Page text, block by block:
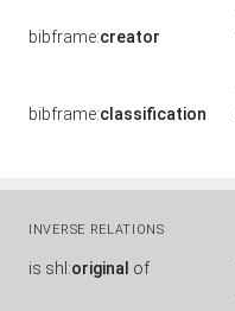
bibframe:creator
bibframe:classification
INVERSE RELATIONS
is shl:original of